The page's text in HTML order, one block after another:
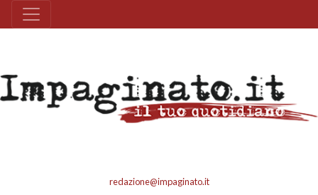
redazione@impaginato.it